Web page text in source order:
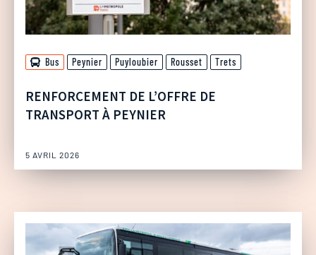
Bus Peynier Puyloubier Rousset Trets
RENFORCEMENT DE L’OFFRE DE
TRANSPORT À PEYNIER
5 AVRIL 2026